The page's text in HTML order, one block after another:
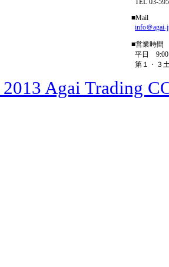
■Mail
info＠agai-
■営業時間
平日 9:00
第１・３
Agai Trading